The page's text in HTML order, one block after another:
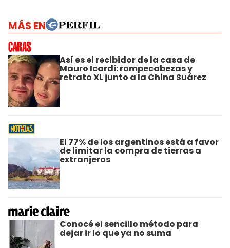
MÁS EN
Así es el recibidor de la casa de
Mauro Icardi: rompecabezas y
retrato XL junto a la China Suárez
El 77% de los argentinos está a favor
de limitar la compra de tierras a
extranjeros
Conocé el sencillo método para
dejar ir lo que ya no suma